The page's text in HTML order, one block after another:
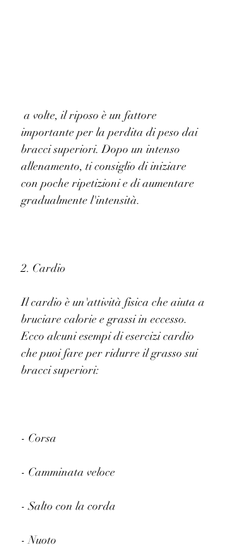
importante per la perdita di peso dai
bracci superiori. Dopo un intenso
allenamento, ti consiglio di iniziare
con poche ripetizioni e di aumentare
gradualmente l'intensità.
2. Cardio
Il cardio è un'attività fisica che aiuta a
bruciare calorie e grassi in eccesso.
Ecco alcuni esempi di esercizi cardio
che puoi fare per ridurre il grasso sui
bracci superiori:
- Corsa
- Camminata veloce
- Salto con la corda
- Nuoto